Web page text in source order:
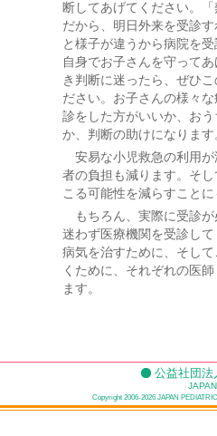
断してあげてください。
だから、明日外来を受診
と様子が違うから病院を
自身でお子さんを守って
き判断に迷ったら、ぜひ
ださい。お子さんの様々
診をした方がいいか、お
か、判断の助けになります
安易な小児救急の利用
者の負担も減ります。そ
こる可能性を減らすことに
もちろん、実際に受診
迷わず医療機関を受診し
病気を治すために、そし
くために、それぞれの医
ます。
公益社団法
Copyright 2006-2026 JAPAN